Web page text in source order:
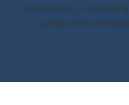
conocimiento y la
satisfacer las